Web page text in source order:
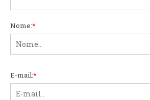
Nome:*
E-mail:*